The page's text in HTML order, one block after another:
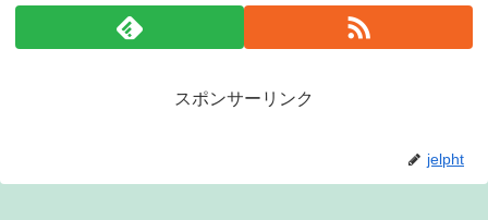
スポンサーリンク
jelpht